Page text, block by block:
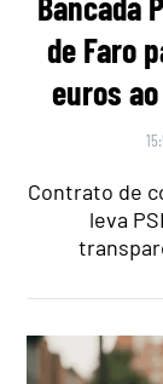
de Faro
euros
Contrato de
leva